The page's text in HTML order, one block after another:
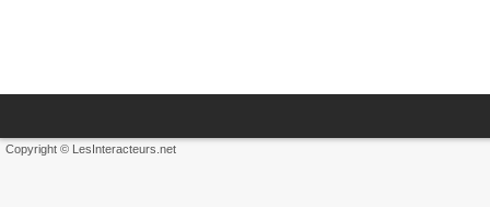
Copyright © LesInteracteurs.net